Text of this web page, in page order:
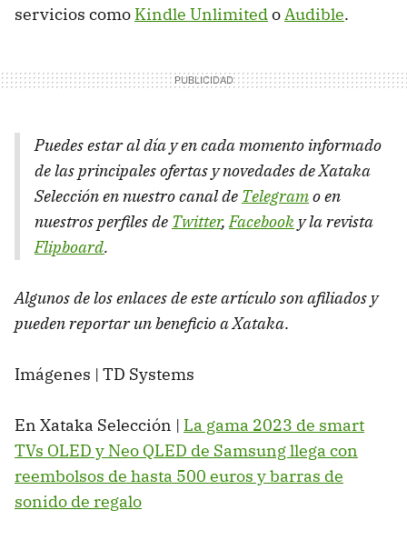
servicios como Kindle UnlimitedoAudible.
Puedes estar al día y en cada momento informado
de las principales ofertas y novedades de Xataka
Selección en nuestro canal de Telegramo en
nuestros perfiles de Twitter,Facebook y la revista
Flipboard.
Algunos de los enlaces de este artículo son afiliados y
pueden reportar un beneficio a Xataka.
Imágenes | TD Systems
En Xataka Selección | La gama 2023 de smart
TVs OLED y Neo QLED de Samsung llega con
reembolsos de hasta 500 euros y barras de
sonido de regalo